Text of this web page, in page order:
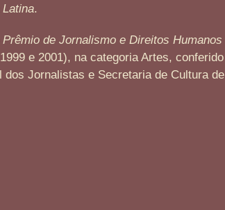
.
Prêmio de Jornalismo e Direitos Humanos
e 2001), na categoria Artes, conferido
dos Jornalistas e Secretaria de Cultura de